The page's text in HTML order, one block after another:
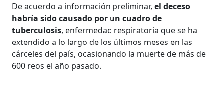
De acuerdo a información preliminar,el deceso
habría sido causado por un cuadro de
tuberculosis, enfermedad respiratoria que se ha
extendido a lo largo de los últimos meses en las
cárceles del país, ocasionando la muerte de más de
600 reos el año pasado.